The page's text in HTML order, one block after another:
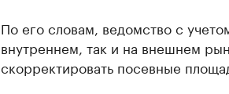
По его словам, ведомство с
внутреннем, так и на внешнем
скорректировать посевные